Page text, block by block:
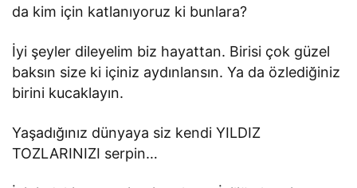
da kim için katlanıyoruz ki bunlara?
İyi şeyler dileyelim biz hayattan. Birisi çok güzel
baksın size ki içiniz aydınlansın. Ya da özlediğiniz
birini kucaklayın.
Yaşadığınız dünyaya siz kendi YILDIZ
TOZLARINIZI serpin…